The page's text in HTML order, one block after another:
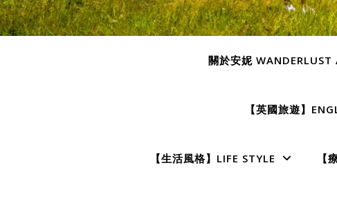
關於安妮 WANDERLUST
【英國旅遊】
【生活風格】LIFE STYLE 【